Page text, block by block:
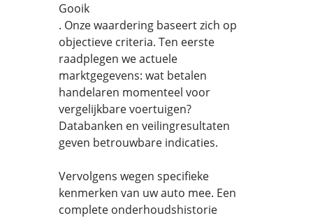
Gooik
. Onze waardering baseert zich op
objectieve criteria. Ten eerste
raadplegen we actuele
marktgegevens: wat betalen
handelaren momenteel voor
vergelijkbare voertuigen?
Databanken en veilingresultaten
geven betrouwbare indicaties.
Vervolgens wegen specifieke
kenmerken van uw auto mee. Een
complete onderhoudshistorie